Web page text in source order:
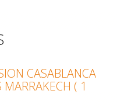
CASABLANCA
MARRAKECH ( 1